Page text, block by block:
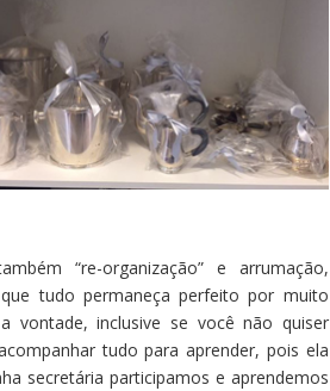
“re-organização” e arrumação,
tudo permaneça perfeito por muito
inclusive se você não quiser
tudo para aprender, pois ela
secretária participamos e aprendemos